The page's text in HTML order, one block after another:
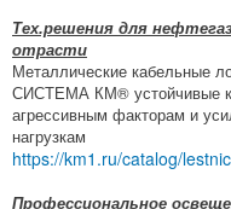
Тех.решения для
отрасти
Металлические кабельные
СИСТЕМА КМ® устойчивые к
агрессивным факторам и
нагрузкам
https://km1.ru/catalog/
Профессиональное